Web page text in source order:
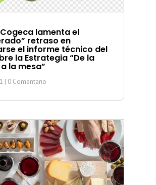
lamenta el
retraso en
el informe técnico del
la Estrategia “De la
la mesa”
| 0 Comentario